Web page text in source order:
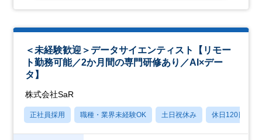
＜未経験歓迎＞データサイエンティスト【リモー
ト勤務可能／2か月間の専門研修あり／AI×デー
タ】
株式会社SaR
正社員採用 職種・業界未経験OK 土日祝休み 休日120日以上